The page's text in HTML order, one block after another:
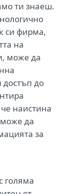
ти знаеш.
си фирма,
на
може да
достъп до
наистина
може да
за
голяма